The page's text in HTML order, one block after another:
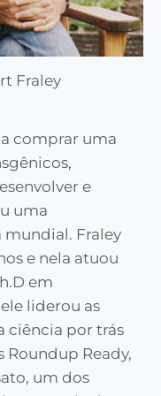
Fraley
comprar uma
e
uma
Fraley
e nela atuou
em
liderou as
ciência por trás
Roundup Ready,
um dos